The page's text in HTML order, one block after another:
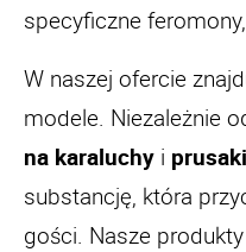
specyficzne
W naszej ofercie
modele. Niezależnie
na karaluchy i prusaki
substancję, która
gości. Nasze